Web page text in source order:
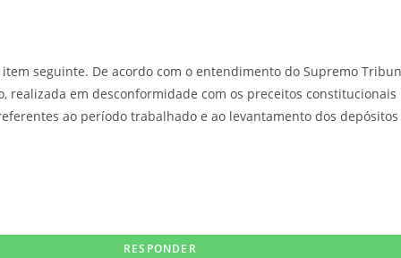
seguinte. De acordo com o entendimento do Supremo
em desconformidade com os preceitos
ao período trabalhado e ao levantamento dos